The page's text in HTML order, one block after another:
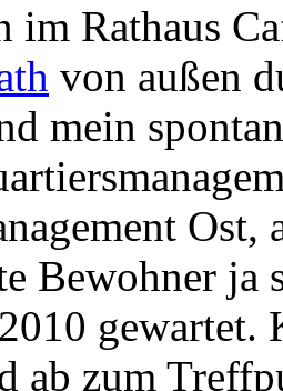
im Rathaus
von außen
mein
Bewohner ja
gewartet.
ab zum